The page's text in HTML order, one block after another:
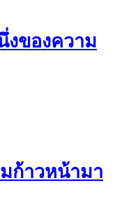
งของความ
ก้าวหน้ามา